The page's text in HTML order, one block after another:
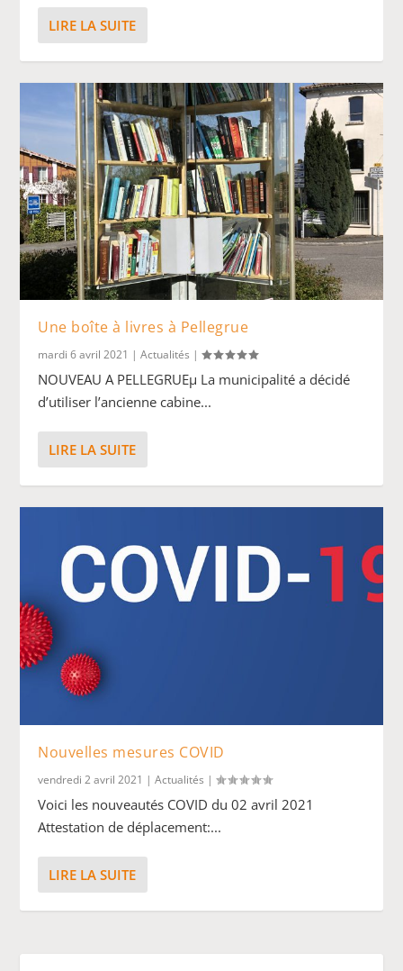
LIRE LA SUITE
Une boîte à livres à Pellegrue
mardi 6 avril 2021 |Actualités |
NOUVEAU A PELLEGRUEµ La municipalité a décidé
d’utiliser l’ancienne cabine...
LIRE LA SUITE
Nouvelles mesures COVID
vendredi 2 avril 2021 |Actualités |
Voici les nouveautés COVID du 02 avril 2021
Attestation de déplacement:...
LIRE LA SUITE